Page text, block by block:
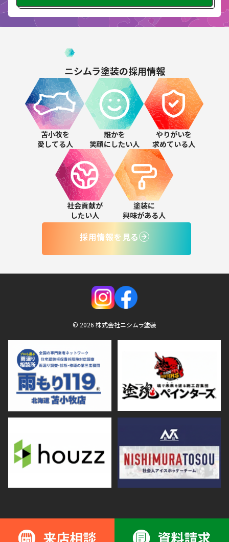
ニシムラ塗装の採用情報
苫小牧を
愛してる人
誰かを
笑顔にしたい人
やりがいを
求めている人
社会貢献が
したい人
塗装に
興味がある人
採用情報を見る
© 2026 株式会社ニシムラ塗装